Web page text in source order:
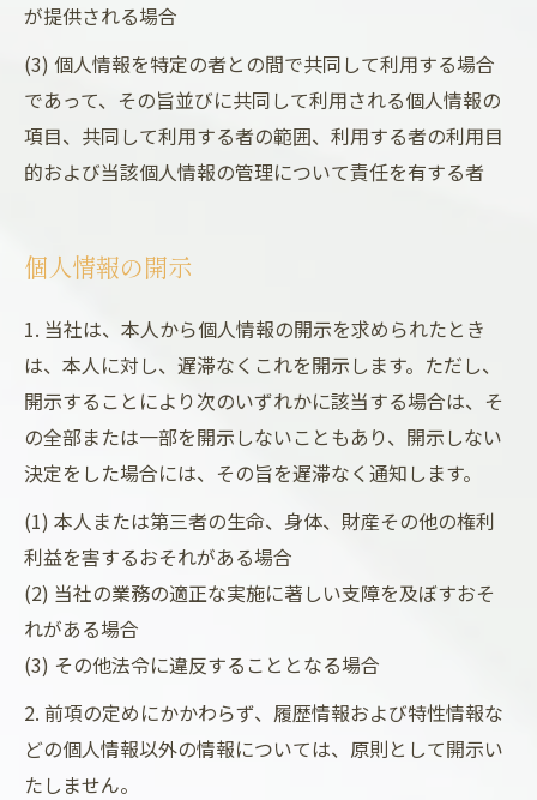
が提供される場合
(3) 個人情報を特定の者との間で共同して利用する場合
であって、その旨並びに共同して利用される個人情報の
項目、共同して利用する者の範囲、利用する者の利用目
的および当該個人情報の管理について責任を有する者
個人情報の開示
1. 当社は、本人から個人情報の開示を求められたとき
は、本人に対し、遅滞なくこれを開示します。ただし、
開示することにより次のいずれかに該当する場合は、そ
の全部または一部を開示しないこともあり、開示しない
決定をした場合には、その旨を遅滞なく通知します。
(1) 本人または第三者の生命、身体、財産その他の権利
利益を害するおそれがある場合
(2) 当社の業務の適正な実施に著しい支障を及ぼすおそ
れがある場合
(3) その他法令に違反することとなる場合
2. 前項の定めにかかわらず、履歴情報および特性情報な
どの個人情報以外の情報については、原則として開示い
たしません。